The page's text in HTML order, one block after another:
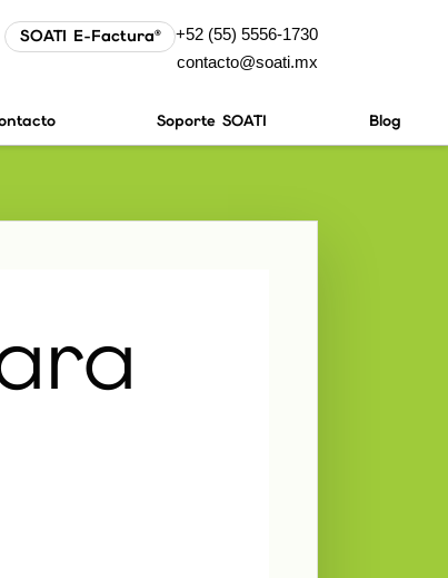
SOATI E-Factura®
+52 (55) 5556-1730
contacto@soati.mx
Soporte SOATI Blog